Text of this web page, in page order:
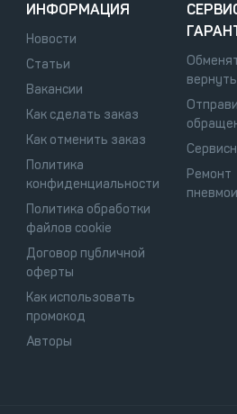
ИНФОРМАЦИЯ
Новости
Статьи
Вакансии
Как сделать заказ
Как отменить заказ
Политика
конфиденциальности
Политика обработки
файлов cookie
Договор публичной
оферты
Как использовать
промокод
Авторы
Ремонт